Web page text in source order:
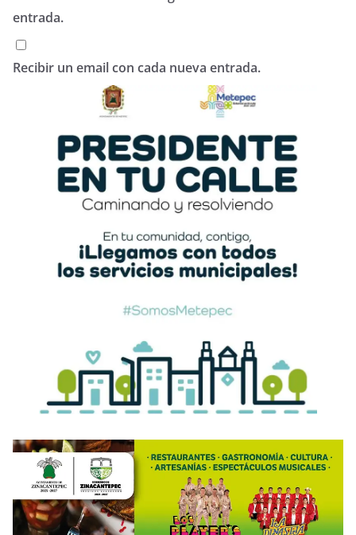
entrada.
Recibir un email con cada nueva entrada.